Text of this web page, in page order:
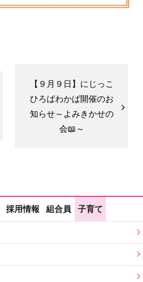
【９月９日】にじっこ
ひろばわかば開催のお
知らせ～よみきかせの
会📖～
採用情報 組合員 子育て